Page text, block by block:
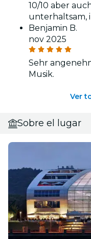
10/10 aber
unterhaltsam,
Benjamin B.
nov 2025
Sehr
Musik.
Ver
Sobre el lugar